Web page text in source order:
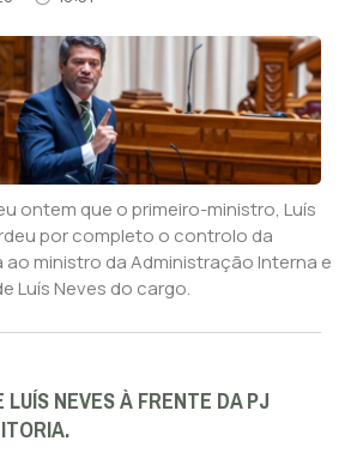
ontem que o primeiro-ministro, Luís
por completo o controlo da
ministro da Administração Interna e
Luís Neves do cargo.
NEVES À FRENTE DA PJ